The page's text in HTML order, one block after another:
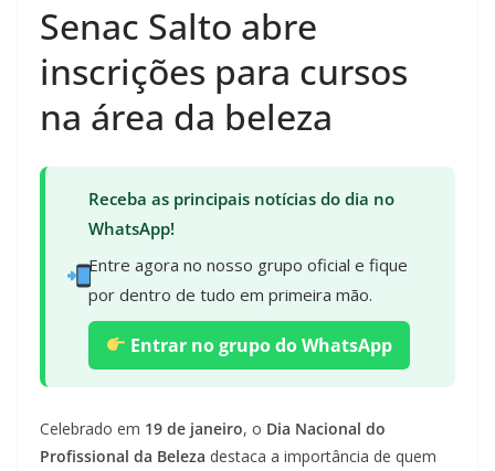
Senac Salto abre
inscrições para cursos
na área da beleza
Receba as principais notícias do dia no
WhatsApp!
Entre agora no nosso grupo oficial e fique
por dentro de tudo em primeira mão.
Entrar no grupo do WhatsApp
Celebrado em 19 de janeiro, o Dia Nacional do
Profissional da Beleza destaca a importância de quem